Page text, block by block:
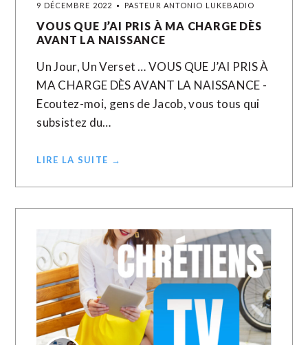
9 DÉCEMBRE 2022 PASTEUR ANTONIO LUKEBADIO
VOUS QUE J’AI PRIS À MA CHARGE DÈS
AVANT LA NAISSANCE
Un Jour, Un Verset … VOUS QUE J’AI PRIS À
MA CHARGE DÈS AVANT LA NAISSANCE -
Ecoutez-moi, gens de Jacob, vous tous qui
subsistez du…
LIRE LA SUITE →